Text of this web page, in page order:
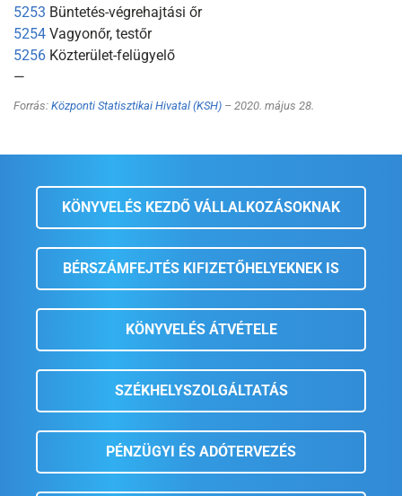
5253 Büntetés-végrehajtási őr
5254 Vagyonőr, testőr
5256 Közterület-felügyelő
—
Forrás: Központi Statisztikai Hivatal (KSH) – 2020. május 28.
KÖNYVELÉS KEZDŐ VÁLLALKOZÁSOKNAK
BÉRSZÁMFEJTÉS KIFIZETŐHELYEKNEK IS
KÖNYVELÉS ÁTVÉTELE
SZÉKHELYSZOLGÁLTATÁS
PÉNZÜGYI ÉS ADÓTERVEZÉS